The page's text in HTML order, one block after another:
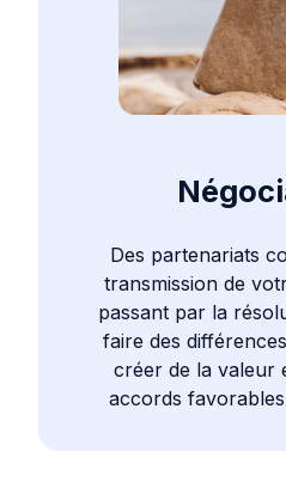
Des partenariats
transmission de
passant par la
faire des
créer de la valeur
accords